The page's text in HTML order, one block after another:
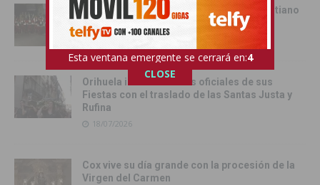
Cox se rinde al esplendor del Bando Cristiano
18/07/2026
Orihuela inicia los actos oficiales de sus
Fiestas con el traslado de las Santas Justa y
Rufina
18/07/2026
Cox vive su día grande con la procesión de la
Virgen del Carmen
Esta ventana emergente se cerrará en:3
CLOSE